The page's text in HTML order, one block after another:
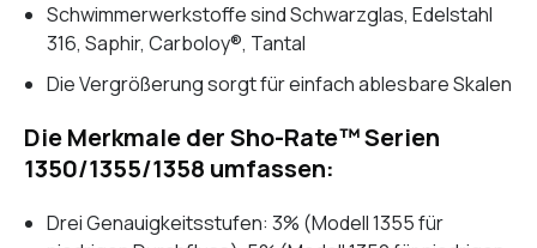
Schwimmerwerkstoffe sind Schwarzglas, Edelstahl
316, Saphir, Carboloy®, Tantal
Die Vergrößerung sorgt für einfach ablesbare Skalen
Die Merkmale der Sho-Rate™ Serien
1350/1355/1358 umfassen:
Drei Genauigkeitsstufen: 3% (Modell 1355 für